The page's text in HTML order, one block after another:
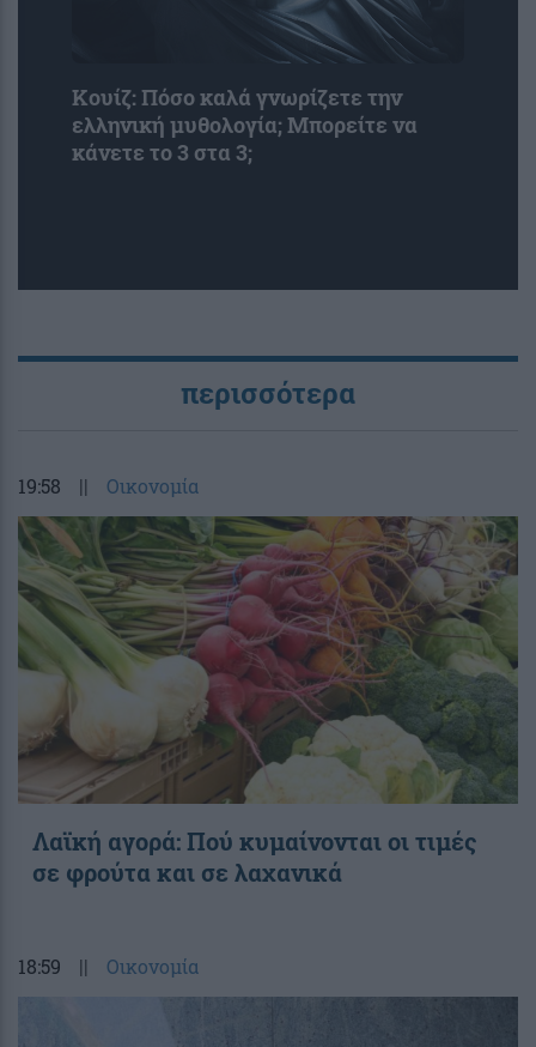
Κουίζ: Πόσο καλά γνωρίζετε την
ελληνική μυθολογία; Μπορείτε να
κάνετε το 3 στα 3;
περισσότερα
19:58 || Οικονομία
Λαϊκή αγορά: Πού κυμαίνονται οι τιμές
σε φρούτα και σε λαχανικά
18:59 || Οικονομία